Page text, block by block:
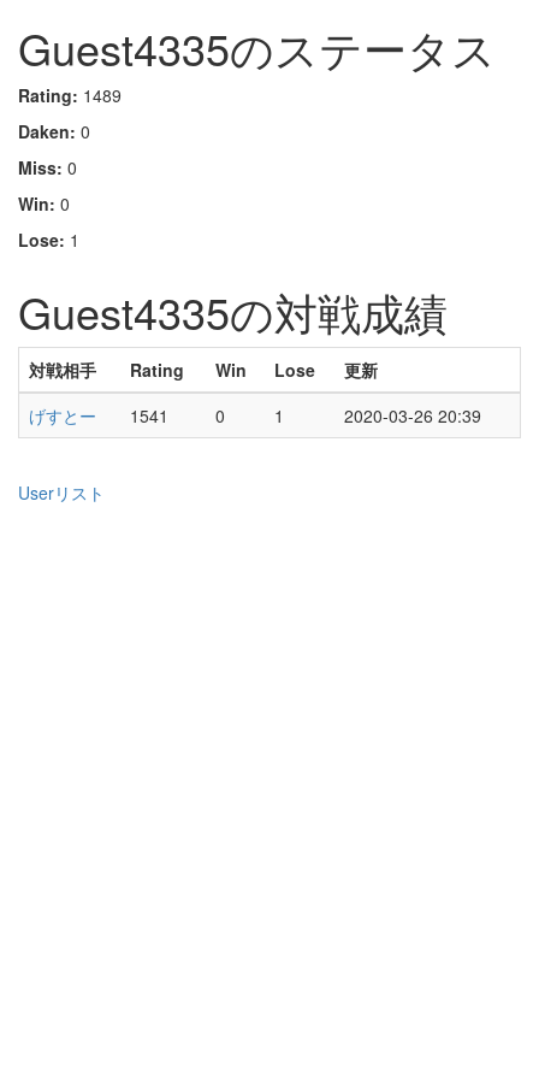
Guest4335のステータス
Rating: 1489
Daken: 0
Miss: 0
Win: 0
Lose: 1
Guest4335の対戦成績
対戦相手 Rating Win Lose
更新
げすとー
1541 0 1 2020-03-26 20:39
Userリスト